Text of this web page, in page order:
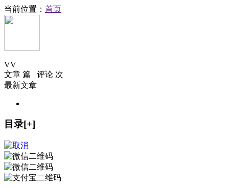
当前位置： 首页
VV
文章 篇 | 评论 次
最新文章
目录[+]